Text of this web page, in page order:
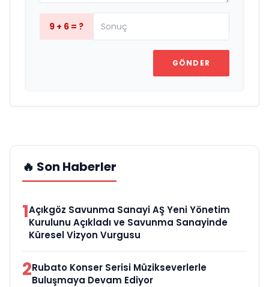
9 + 6 = ?
GÖNDER
🔥 Son Haberler
1Açıkgöz Savunma Sanayi AŞ Yeni Yönetim
Kurulunu Açıkladı ve Savunma Sanayinde
Küresel Vizyon Vurgusu
2Rubato Konser Serisi Müzikseverlerle
Buluşmaya Devam Ediyor